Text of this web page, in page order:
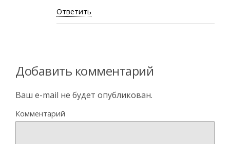
Ответить
Добавить комментарий
Ваш e-mail не будет опубликован.
Комментарий